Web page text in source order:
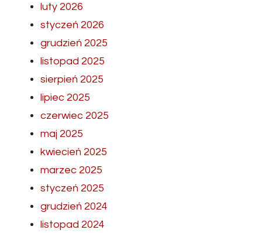
luty 2026
styczeń 2026
grudzień 2025
listopad 2025
sierpień 2025
lipiec 2025
czerwiec 2025
maj 2025
kwiecień 2025
marzec 2025
styczeń 2025
grudzień 2024
listopad 2024